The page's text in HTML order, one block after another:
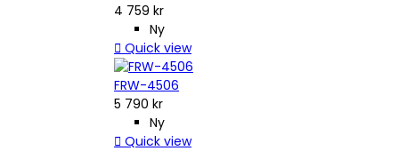
4 759 kr
Ny
 Quick view
FRW-4506
5 790 kr
Ny
 Quick view